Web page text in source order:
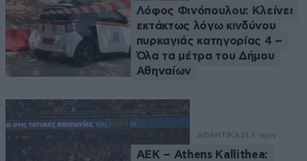
Λόφος Φινόπουλου: Κλείνει
εκτάκτως λόγω κινδύνου
πυρκαγιάς κατηγορίας 4 –
Όλα τα μέτρα του Δήμου
Αθηναίων
ΑΘΛΗΤΙΚΑ 21 λ. πριν
ΑΕΚ – Athens Kallithea: